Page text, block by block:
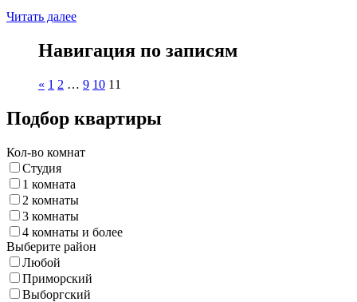
Читать далее
Навигация по записям
« 1 2 … 9 10 11
Подбор квартиры
Кол-во комнат
Студия
1 комната
2 комнаты
3 комнаты
4 комнаты и более
Выберите район
Любой
Приморский
Выборгский